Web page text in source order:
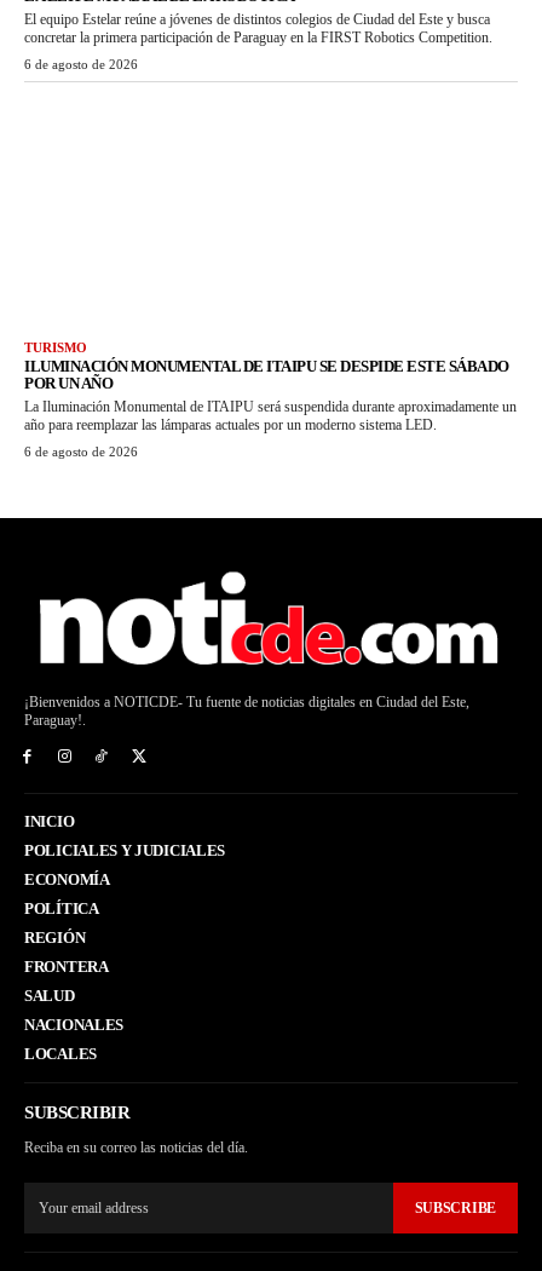
El equipo Estelar reúne a jóvenes de distintos colegios de Ciudad del Este y busca
concretar la primera participación de Paraguay en la FIRST Robotics Competition.
6 de agosto de 2026
TURISMO
ILUMINACIÓN MONUMENTAL DE ITAIPU SE DESPIDE ESTE SÁBADO
POR UN AÑO
La Iluminación Monumental de ITAIPU será suspendida durante aproximadamente un
año para reemplazar las lámparas actuales por un moderno sistema LED.
6 de agosto de 2026
¡Bienvenidos a NOTICDE- Tu fuente de noticias digitales en Ciudad del Este,
Paraguay!.
INICIO
POLICIALES Y JUDICIALES
ECONOMÍA
POLÍTICA
REGIÓN
FRONTERA
SALUD
NACIONALES
LOCALES
SUBSCRIBIR
Reciba en su correo las noticias del día.
SUBSCRIBE